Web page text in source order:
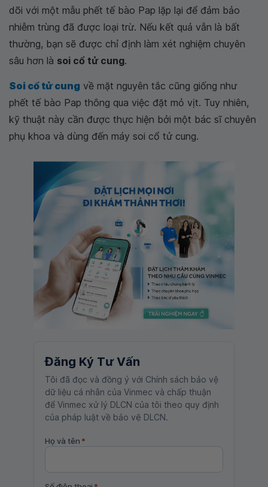
dõi với một mẫu phết tế bào Pap lặp lại để đảm bảo
nhiễm trùng đã được loại trừ. Nếu kết quả vẫn là bất
thường, bạn sẽ được chỉ định làm xét nghiệm chuyên
sâu hơn là soi cổ tử cung.
Soi cổ tử cung về mặt nguyên tắc cũng giống như
phết tế bào Pap thông qua việc đặt mỏ vịt. Tuy nhiên,
kỹ thuật này cần được thực hiện bởi một bác sĩ chuyên
phụ khoa và dùng đến máy soi cổ tử cung.
Đăng Ký Tư Vấn
Tôi đã đọc và đồng ý với Chính sách bảo vệ
dữ liệu cá nhân của Vinmec và chấp thuận
để Vinmec xử lý DLCN của tôi theo quy định
của pháp luật về bảo vệ DLCN.
Họ và tên *